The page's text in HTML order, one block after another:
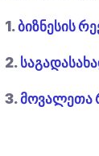
1.ბიზნესის
2.
3.მოვალეთა